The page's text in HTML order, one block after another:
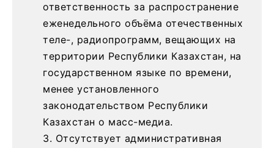
ответственность за распространение
еженедельного объёма отечественных
теле-, радиопрограмм, вещающих на
территории Республики Казахстан, на
государственном языке по времени,
менее установленного
законодательством Республики
Казахстан о масс-медиа.
3. Отсутствует административная